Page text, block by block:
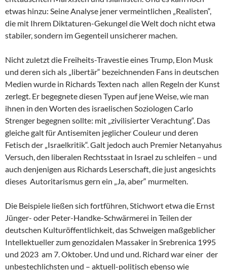
etwas hinzu: Seine Analyse jener vermeintlichen „Realisten“,
die mit Ihrem Diktaturen-Gekungel die Welt doch nicht etwa
stabiler, sondern im Gegenteil unsicherer machen.
Nicht zuletzt die Freiheits-Travestie eines Trump, Elon Musk
und deren sich als „libertär“ bezeichnenden Fans in deutschen
Medien wurde in Richards Texten nach allen Regeln der Kunst
zerlegt. Er begegnete diesen Typen auf jene Weise, wie man
ihnen in den Worten des israelischen Soziologen Carlo
Strenger begegnen sollte: mit „zivilisierter Verachtung“. Das
gleiche galt für Antisemiten jeglicher Couleur und deren
Fetisch der „Israelkritik“. Galt jedoch auch Premier Netanyahus
Versuch, den liberalen Rechtsstaat in Israel zu schleifen – und
auch denjenigen aus Richards Leserschaft, die just angesichts
dieses Autoritarismus gern ein „Ja, aber“ murmelten.
Die Beispiele ließen sich fortführen, Stichwort etwa die Ernst
Jünger- oder Peter-Handke-Schwärmerei in Teilen der
deutschen Kulturöffentlichkeit, das Schweigen maßgeblicher
Intellektueller zum genozidalen Massaker in Srebrenica 1995
und 2023 am 7. Oktober. Und und und. Richard war einer der
unbestechlichsten und – aktuell-politisch ebenso wie